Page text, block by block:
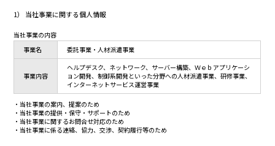
1） 当社事業に関する個人情報
当社事業の内容
事業名
委託事業・人材派遣事業
事業内容
ヘルプデスク、ネットワーク、サーバー構築、Ｗｅｂアプリケーシ
ョン開発、制御系開発といった分野への人材派遣事業、研修事業、
インターネットサービス運営事業
・当社事業の案内、提案のため
・当社事業の提供・保守・サポートのため
・当社事業に関するお問合せ対応のため
・当社事業に係る連絡、協力、交渉、契約履行等のため